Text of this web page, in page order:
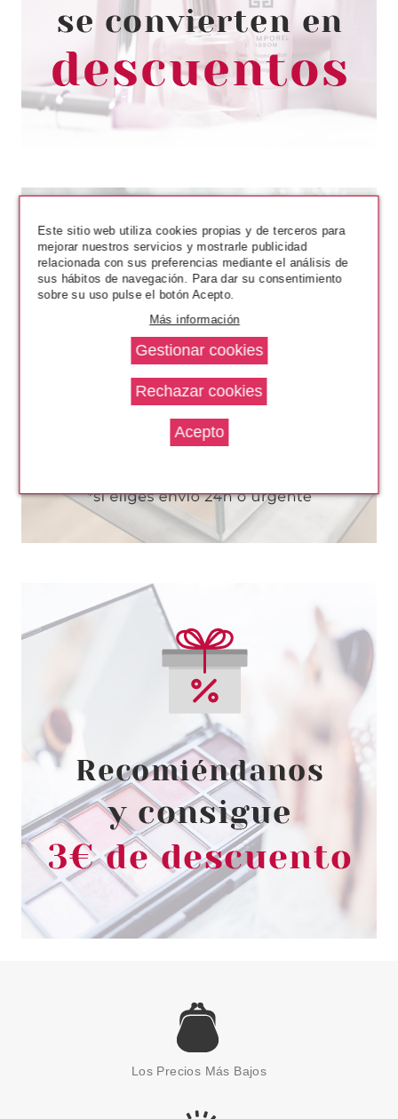
PAYOT
PAYOT L'AUTHENTIQUE 50ML
Pvr 132.00€
-32%
desde
89.19€
SKEYNDOR MEN TRATAMIENTO
ENERGIZANTE ANTI-STRESS
Pvr 32.00€
-52%
desde
15.45€
BONDI SANDS
BONDI SANDS APPLICATION
3.50€
Los Precios Más Bajos
Este sitio web utiliza cookies propias y de terceros para
mejorar nuestros servicios y mostrarle publicidad
relacionada con sus preferencias mediante el análisis de
sus hábitos de navegación. Para dar su consentimiento
sobre su uso pulse el botón Acepto.
Más información